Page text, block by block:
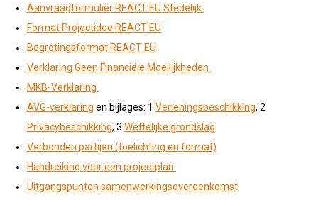
Aanvraagformulier REACT EU Stedelijk
Format Projectidee REACT EU
Begrotingsformat REACT EU
Verklaring Geen Financiële Moeilijkheden
MKB-Verklaring
AVG-verklaring en bijlages: 1 Verleningsbeschikking, 2
Privacybeschikking, 3 Wettelijke grondslag
Verbonden partijen (toelichting en format)
Handreiking voor een projectplan
Uitgangspunten samenwerkingsovereenkomst